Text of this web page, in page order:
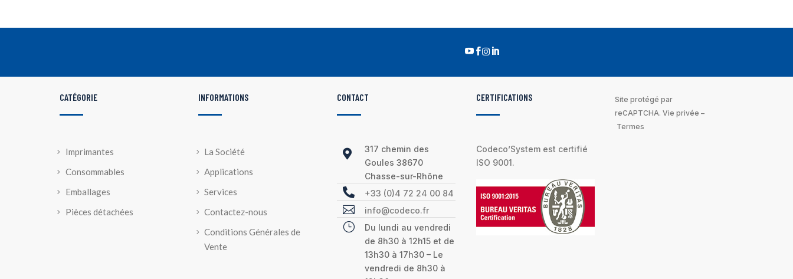
 
CATÉGORIE
Imprimantes
Consommables
Emballages
Pièces détachées
INFORMATIONS
La Société
Applications
Services
Contactez-nous
Conditions Générales de
Vente
CONTACT

317 chemin des
Goules 38670
Chasse-sur-Rhône
 +33 (0)4 72 24 00 84
 info@codeco.fr
}
Du lundi au vendredi
de 8h30 à 12h15 et de
13h30 à 17h30 – Le
vendredi de 8h30 à
CERTIFICATIONS
Codeco’System est certifié
ISO 9001.
Site protégé par
reCAPTCHA.Vie privée –
Termes